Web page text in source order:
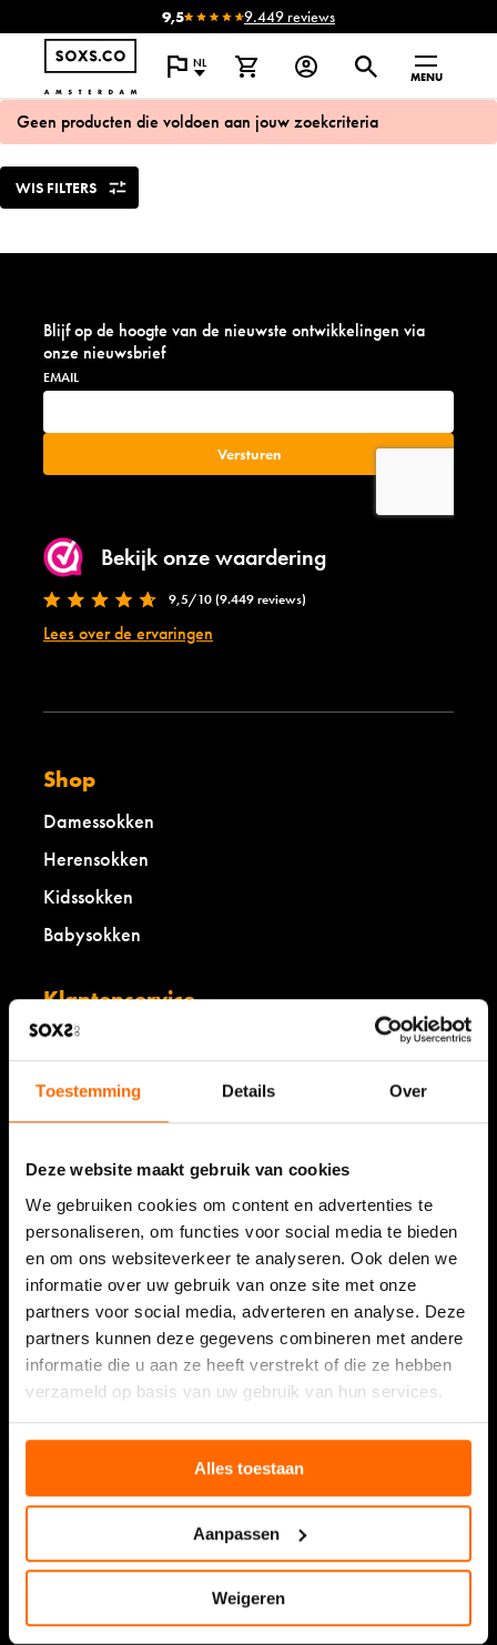
Toestemming Details Over
Deze website maakt gebruik van cookies
We gebruiken cookies om content en advertenties te
personaliseren, om functies voor social media te bieden
en om ons websiteverkeer te analyseren. Ook delen we
informatie over uw gebruik van onze site met onze
partners voor social media, adverteren en analyse. Deze
partners kunnen deze gegevens combineren met andere
informatie die u aan ze heeft verstrekt of die ze hebben
verzameld op basis van uw gebruik van hun services.
Alles toestaan
Aanpassen
Weigeren
9,5 9.449 reviews
NL
MENU
Geen producten die voldoen aan jouw zoekcriteria
WIS FILTERS
Blijf op de hoogte van de nieuwste ontwikkelingen via
onze nieuwsbrief
Bekijk onze waardering
9,5/10 (9.449 reviews)
Lees over de ervaringen
Shop
Damessokken
Herensokken
Kidssokken
Babysokken
Klantenservice
Mijn account
Veelgestelde vragen & algemene voorwaarden
Verzending
Privacybeleid
Informatie
SOXS als relatiegeschenk
Resellers
Showcase
Eerlijk ondernemen